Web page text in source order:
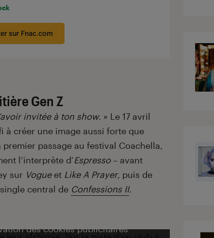
sur Fnac.com
Gen Z
invitée à ton show. » Le 17 avril
à créer une image aussi forte que
passage au festival Coachella,
l’interprète d’Espresso– avant
sur Vogueet Like A Prayer, puis de
central de Confessions II.
des cookies publicitaires